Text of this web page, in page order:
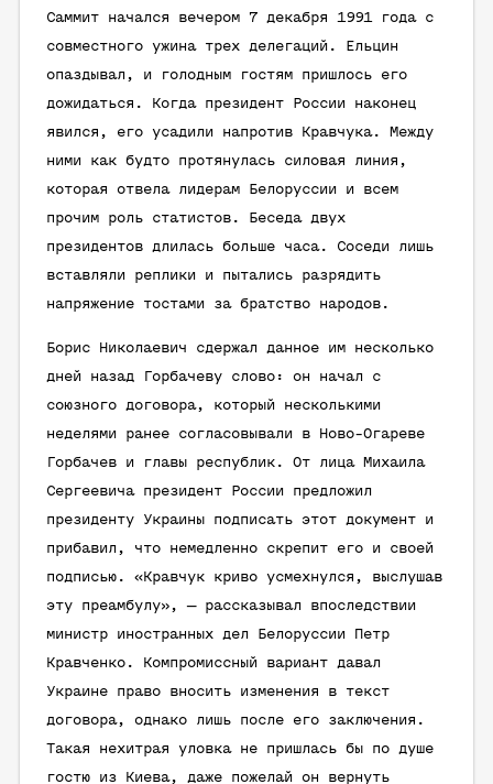
Саммит начался вечером 7 декабря 1991 года с
совместного ужина трех делегаций. Ельцин
опаздывал, и голодным гостям пришлось его
дожидаться. Когда президент России наконец
явился, его усадили напротив Кравчука. Между
ними как будто протянулась силовая линия,
которая отвела лидерам Белоруссии и всем
прочим роль статистов. Беседа двух
президентов длилась больше часа. Соседи лишь
вставляли реплики и пытались разрядить
напряжение тостами за братство народов.
Борис Николаевич сдержал данное им несколько
дней назад Горбачеву слово: он начал с
союзного договора, который несколькими
неделями ранее согласовывали в Ново-Огареве
Горбачев и главы республик. От лица Михаила
Сергеевича президент России предложил
президенту Украины подписать этот документ и
прибавил, что немедленно скрепит его и своей
подписью. «Кравчук криво усмехнулся, выслушав
эту преамбулу», — рассказывал впоследствии
министр иностранных дел Белоруссии Петр
Кравченко. Компромиссный вариант давал
Украине право вносить изменения в текст
договора, однако лишь после его заключения.
Такая нехитрая уловка не пришлась бы по душе
гостю из Киева, даже пожелай он вернуть